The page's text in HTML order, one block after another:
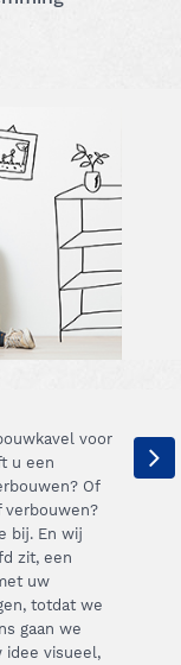
voor
u een
Of
verbouwen?
bij. En wij
zit, een
uw
totdat we
gaan we
idee visueel,